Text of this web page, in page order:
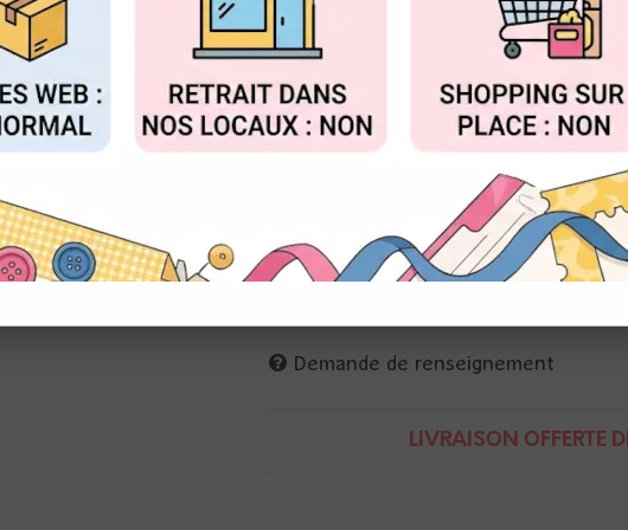
Valable jusqu'à épuisement du stock
Réf. :D-AR-W0173
Alexandra Renke
Demande de renseignement
LIVRAISON OFFERTE
ACCEPTER TOUT